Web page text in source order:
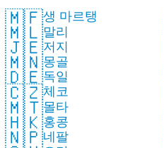
🇲🇫생 마르탱
🇲🇱말리
🇯🇪저지
🇲🇳몽골
🇩🇪독일
🇨🇿체코
🇲🇹몰타
🇭🇰홍콩
🇳🇵네팔